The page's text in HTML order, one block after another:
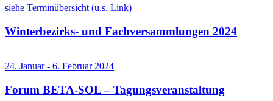
siehe Terminübersicht (u.s. Link)
Winterbezirks- und Fachversammlungen 2024
24. Januar - 6. Februar 2024
Forum BETA-SOL – Tagungsveranstaltung